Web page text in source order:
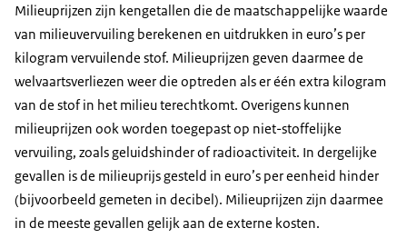
Milieuprijzen zijn kengetallen die de maatschappelijke waarde
van milieuvervuiling berekenen en uitdrukken in euro’s per
kilogram vervuilende stof. Milieuprijzen geven daarmee de
welvaartsverliezen weer die optreden als er één extra kilogram
van de stof in het milieu terechtkomt. Overigens kunnen
milieuprijzen ook worden toegepast op niet-stoffelijke
vervuiling, zoals geluidshinder of radioactiviteit. In dergelijke
gevallen is de milieuprijs gesteld in euro’s per eenheid hinder
(bijvoorbeeld gemeten in decibel). Milieuprijzen zijn daarmee
in de meeste gevallen gelijk aan de externe kosten.